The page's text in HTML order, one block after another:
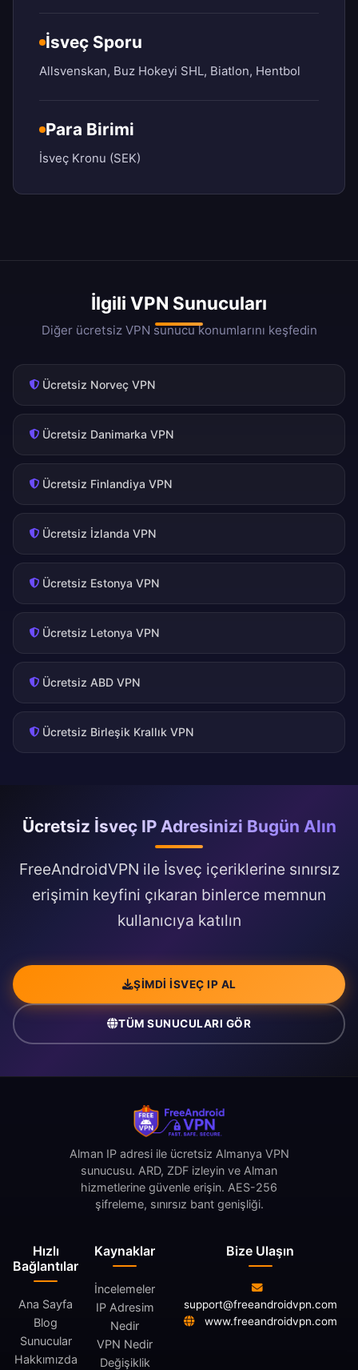
İsveç Sporu
Allsvenskan, Buz Hokeyi SHL, Biatlon, Hentbol
Para Birimi
İsveç Kronu (SEK)
İlgili VPN Sunucuları
Diğer ücretsiz VPN sunucu konumlarını keşfedin
Ücretsiz Norveç VPN
Ücretsiz Danimarka VPN
Ücretsiz Finlandiya VPN
Ücretsiz İzlanda VPN
Ücretsiz Estonya VPN
Ücretsiz Letonya VPN
Ücretsiz ABD VPN
Ücretsiz Birleşik Krallık VPN
Ücretsiz İsveç IP Adresinizi Bugün Alın
FreeAndroidVPN ile İsveç içeriklerine sınırsız
erişimin keyfini çıkaran binlerce memnun
kullanıcıya katılın
ŞIMDI İSVEÇ IP AL
TÜM SUNUCULARI GÖR
Hızlı
Bağlantılar
Ana Sayfa
Blog
Sunucular
Hakkımızda
Kaynaklar
İncelemeler
IP Adresim
Nedir
VPN Nedir
Değişiklik
Alman IP adresi ile ücretsiz Almanya VPN
sunucusu. ARD, ZDF izleyin ve Alman
hizmetlerine güvenle erişin. AES-256
şifreleme, sınırsız bant genişliği.
Bize Ulaşın
support@freeandroidvpn.com
www.freeandroidvpn.com